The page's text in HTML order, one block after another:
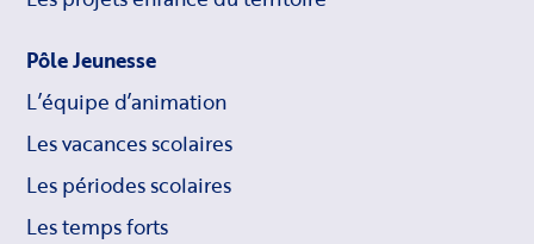
Pôle Jeunesse
L’équipe d’animation
Les vacances scolaires
Les périodes scolaires
Les temps forts